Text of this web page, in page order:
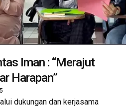
Iman : “Merajut
Harapan”
dukungan dan kerjasama